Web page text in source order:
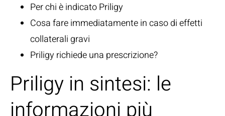
Per chi è indicato Priligy
Cosa fare immediatamente in caso di effetti
collaterali gravi
Priligy richiede una prescrizione?
Priligy in sintesi: le